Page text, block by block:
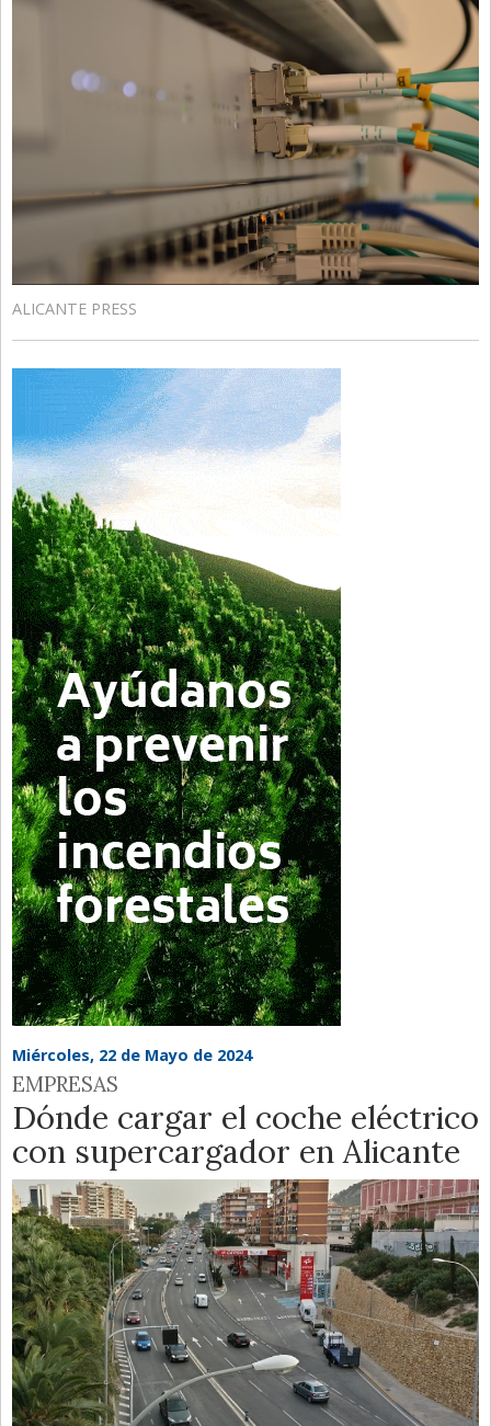
ALICANTE PRESS
Miércoles, 22 de Mayo de 2024
EMPRESAS
Dónde cargar el coche eléctrico
con supercargador en Alicante